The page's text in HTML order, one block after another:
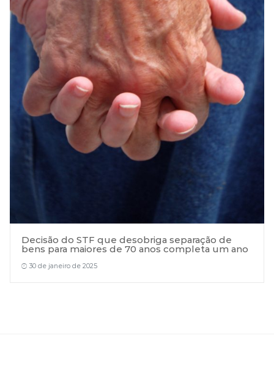
Decisão do STF que desobriga separação de
bens para maiores de 70 anos completa um ano
30 de janeiro de 2025